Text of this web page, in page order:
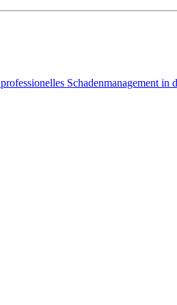
Schadenmanagement in